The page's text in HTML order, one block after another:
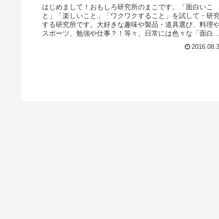
はじめまして！おもしろ研究所のまこです。「面白いこ
と」「楽しいこと」「ワクワクすること」を試して・研
する研究所です。大好きな趣味や製品・道具選び、料理
スポーツ、勉強や仕事？！等々、日常には色々な「面白い